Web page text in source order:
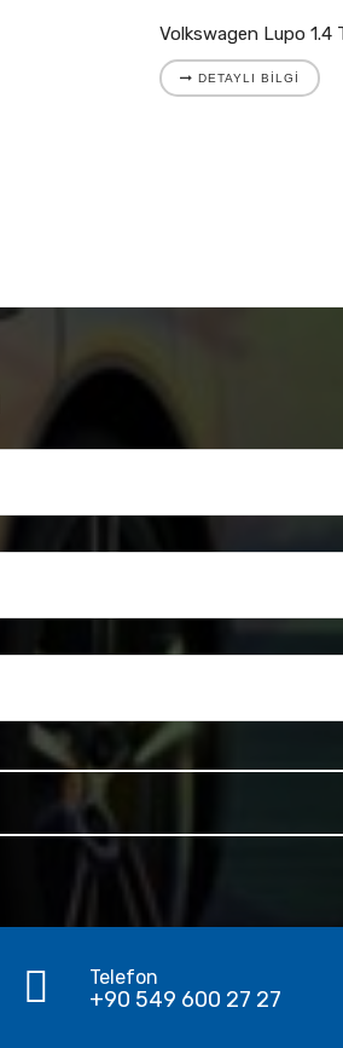
DETAYLI BILGI
Telefon
+90 549 600 27 27